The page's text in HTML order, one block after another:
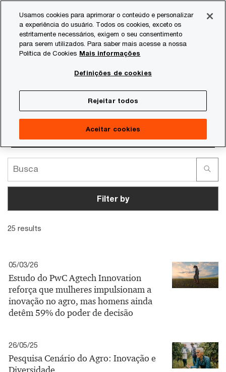
content
footer
Consultoria
Mulheres que inovam o
agro
Filter by
25 results
05/03/26
Estudo do PwC Agtech Innovation
reforça que mulheres impulsionam a
inovação no agro, mas homens ainda
detêm 59% do poder de decisão
26/05/25
Pesquisa Cenário do Agro: Inovação e
Usamos cookies para aprimorar o conteúdo e personalizar
a experiência do usuário. Todos os cookies, exceto os
estritamente necessários, exigem o seu consentimento
para serem utilizados. Para saber mais acesse a nossa
Política de Cookies Mais informações
Definições de cookies
Rejeitar todos
Aceitar cookies